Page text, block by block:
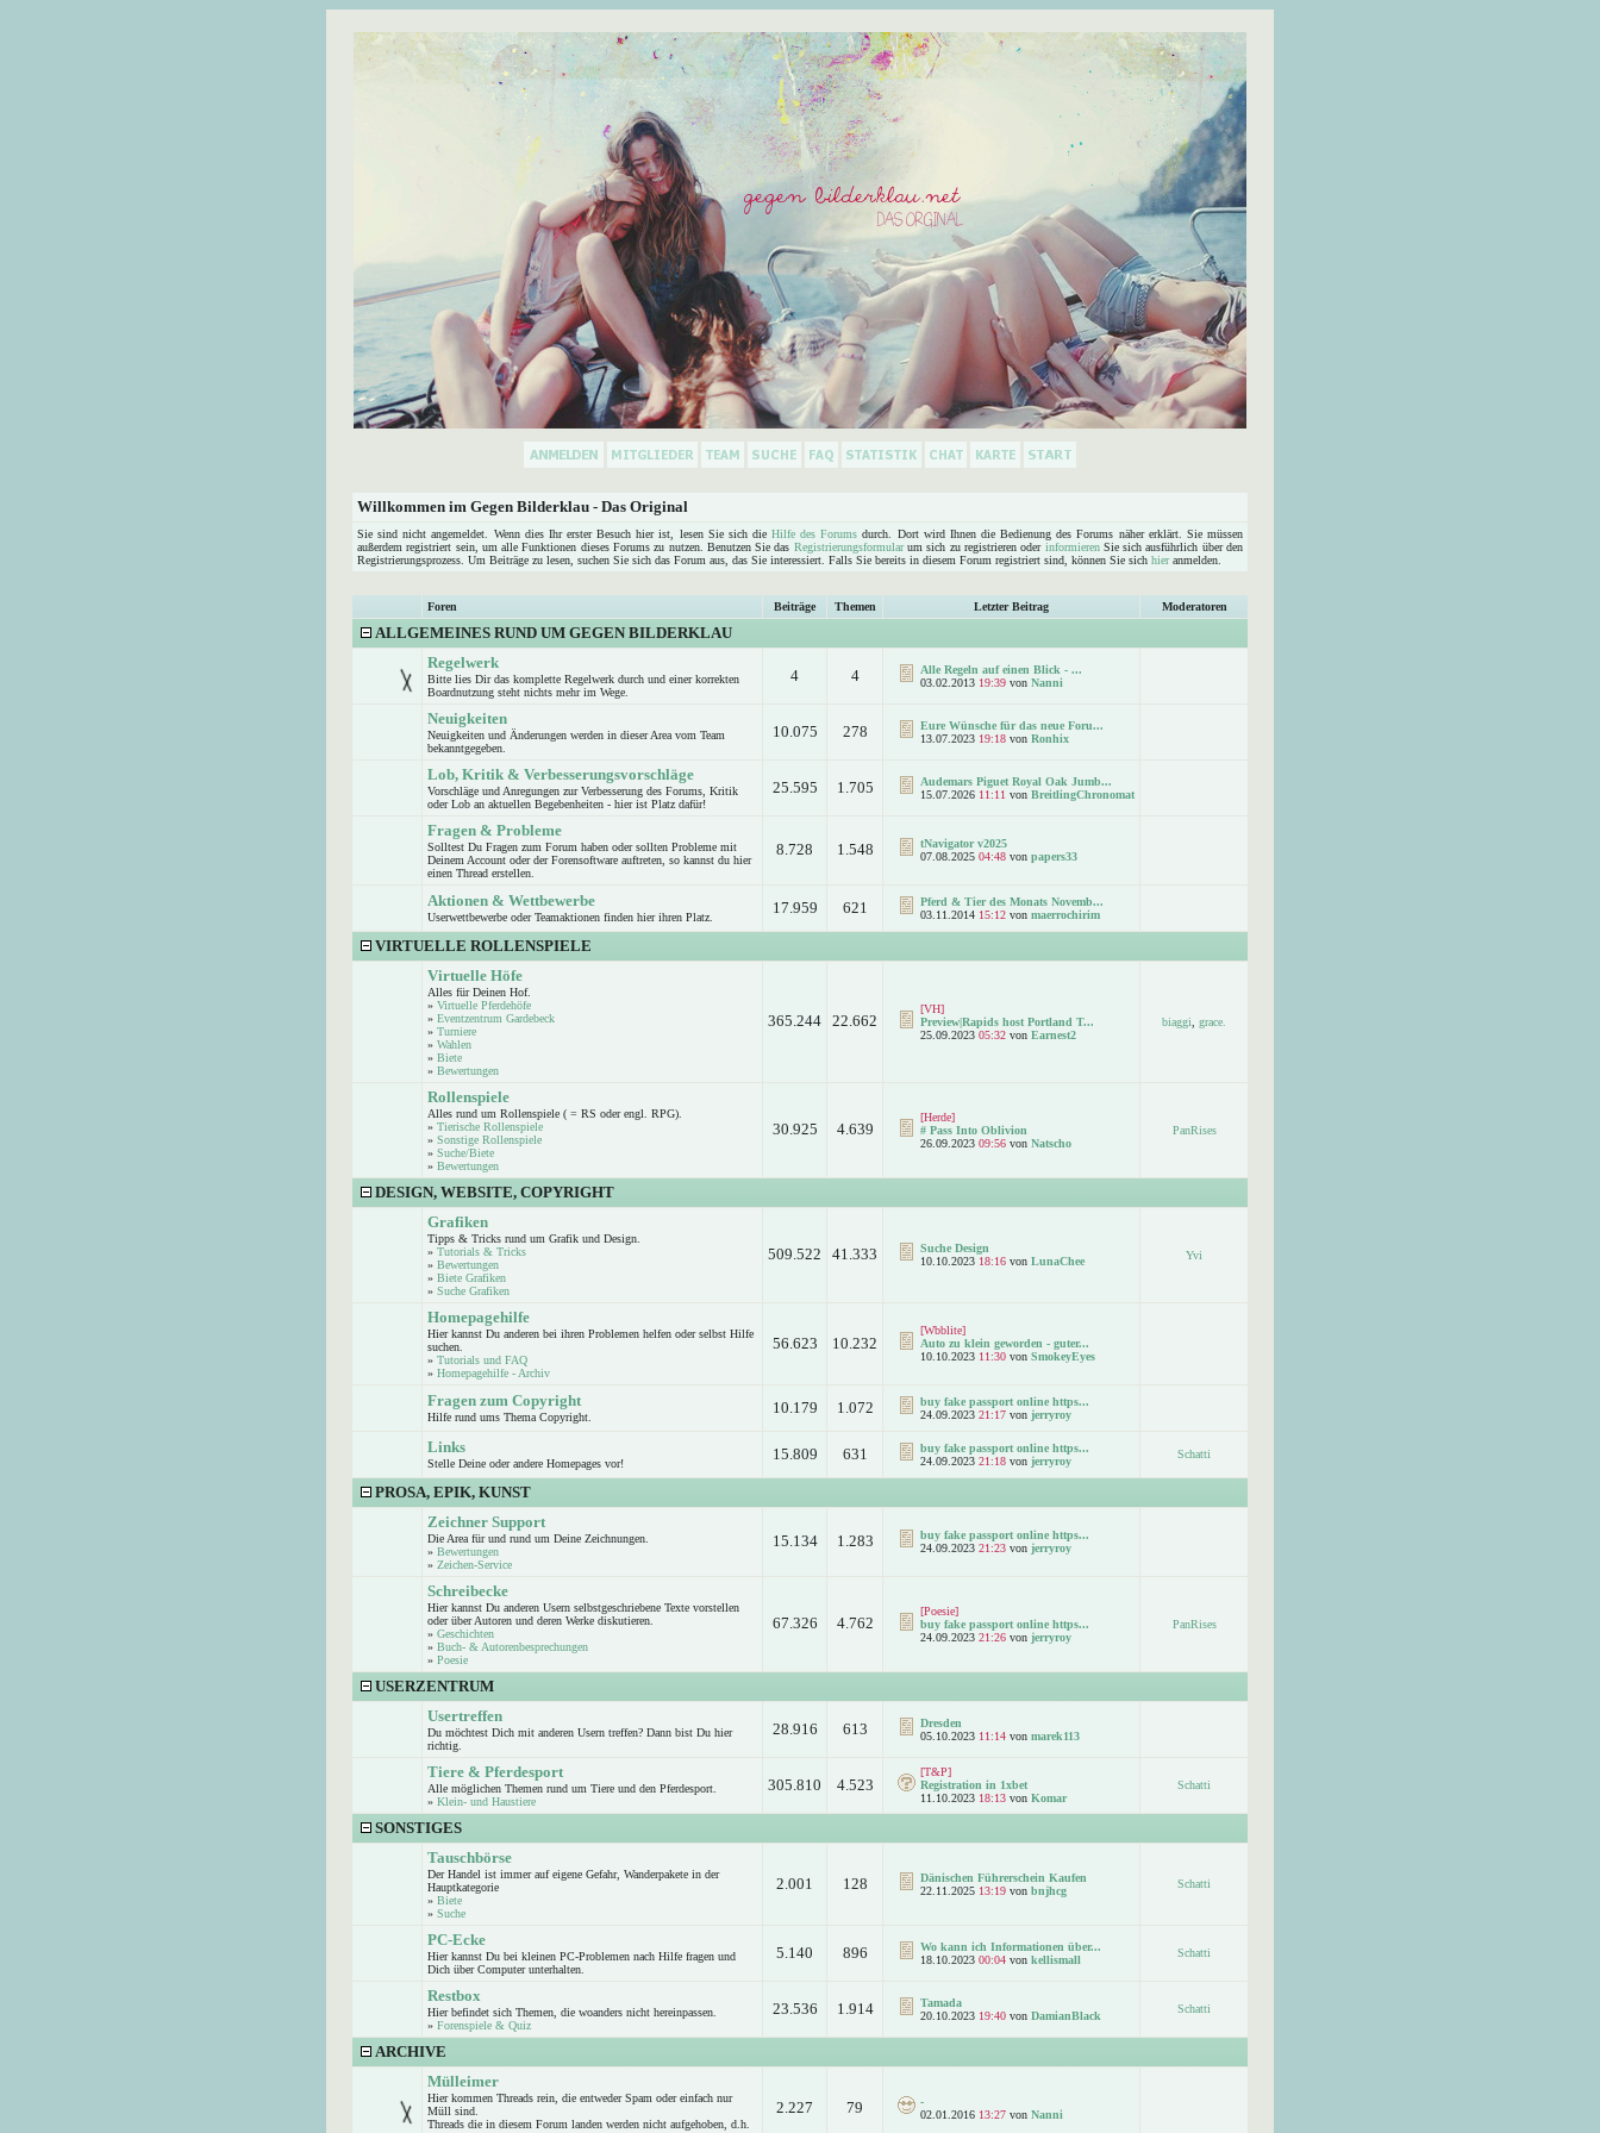
Willkommen im Gegen Bilderklau - Das Original
Sie sind nicht angemeldet. Wenn dies Ihr erster Besuch hier ist, lesen Sie sich dieHilfe des Forums durch. Dort wird Ihnen die Bedienung des Forums näher erklärt. Sie müssen
außerdem registriert sein, um alle Funktionen dieses Forums zu nutzen. Benutzen Sie das Registrierungsformularum sich zu registrieren oder informierenSie sich ausführlich über den
Registrierungsprozess. Um Beiträge zu lesen, suchen Sie sich das Forum aus, das Sie interessiert. Falls Sie bereits in diesem Forum registriert sind, können Sie sich hieranmelden.
Foren Beiträge Themen Letzter Beitrag Moderatoren
ALLGEMEINES RUND UM GEGEN BILDERKLAU
Regelwerk
Bitte lies Dir das komplette Regelwerk durch und einer korrekten
Boardnutzung steht nichts mehr im Wege.
4 4
Alle Regeln auf einen Blick - ...
03.02.2013 19:39 von Nanni
Neuigkeiten
Neuigkeiten und Änderungen werden in dieser Area vom Team
bekanntgegeben.
10.075 278
Eure Wünsche für das neue Foru...
13.07.2023 19:18 von Ronhix
Lob, Kritik & Verbesserungsvorschläge
Vorschläge und Anregungen zur Verbesserung des Forums, Kritik
oder Lob an aktuellen Begebenheiten - hier ist Platz dafür!
25.595 1.705
Audemars Piguet Royal Oak Jumb...
15.07.2026 11:11 von BreitlingChronomat
Fragen & Probleme
Solltest Du Fragen zum Forum haben oder sollten Probleme mit
Deinem Account oder der Forensoftware auftreten, so kannst du hier
einen Thread erstellen.
8.728 1.548
tNavigator v2025
07.08.2025 04:48 von papers33
Aktionen & Wettbewerbe
Userwettbewerbe oder Teamaktionen finden hier ihren Platz.
17.959 621
Pferd & Tier des Monats Novemb...
03.11.2014 15:12 von maerrochirim
VIRTUELLE ROLLENSPIELE
Virtuelle Höfe
Alles für Deinen Hof.
» Virtuelle Pferdehöfe
» Eventzentrum Gardebeck
» Turniere
» Wahlen
» Biete
» Bewertungen
365.244 22.662
[VH]
Preview|Rapids host Portland T...
25.09.2023 05:32 von Earnest2
biaggi grace.
Rollenspiele
Alles rund um Rollenspiele ( = RS oder engl. RPG).
» Tierische Rollenspiele
» Sonstige Rollenspiele
» Suche/Biete
» Bewertungen
30.925 4.639
[Herde]
# Pass Into Oblivion
26.09.2023 09:56 von Natscho
PanRises
DESIGN, WEBSITE, COPYRIGHT
Grafiken
Tipps & Tricks rund um Grafik und Design.
» Tutorials & Tricks
» Bewertungen
» Biete Grafiken
» Suche Grafiken
509.522 41.333
Suche Design
10.10.2023 18:16 von LunaChee Yvi
Homepagehilfe
Hier kannst Du anderen bei ihren Problemen helfen oder selbst Hilfe
suchen.
» Tutorials und FAQ
» Homepagehilfe - Archiv
56.623 10.232
[Wbblite]
Auto zu klein geworden - guter...
10.10.2023 11:30 von SmokeyEyes
Fragen zum Copyright
Hilfe rund ums Thema Copyright.
10.179 1.072
buy fake passport online https...
24.09.2023 21:17 von jerryroy
Links
Stelle Deine oder andere Homepages vor!
15.809 631
buy fake passport online https...
24.09.2023 21:18 von jerryroy
Schatti
PROSA, EPIK, KUNST
Zeichner Support
Die Area für und rund um Deine Zeichnungen.
» Bewertungen
» Zeichen-Service
15.134 1.283
buy fake passport online https...
24.09.2023 21:23 von jerryroy
Schreibecke
Hier kannst Du anderen Usern selbstgeschriebene Texte vorstellen
oder über Autoren und deren Werke diskutieren.
» Geschichten
» Buch- & Autorenbesprechungen
» Poesie
67.326 4.762
[Poesie]
buy fake passport online https...
24.09.2023 21:26 von jerryroy
PanRises
USERZENTRUM
Usertreffen
Du möchtest Dich mit anderen Usern treffen? Dann bist Du hier
richtig.
28.916 613
Dresden
05.10.2023 11:14 von marek113
Tiere & Pferdesport
Alle möglichen Themen rund um Tiere und den Pferdesport.
» Klein- und Haustiere
305.810 4.523
[T&P]
Registration in 1xbet
11.10.2023 18:13 von Komar
Schatti
SONSTIGES
Tauschbörse
Der Handel ist immer auf eigene Gefahr, Wanderpakete in der
Hauptkategorie
» Biete
» Suche
2.001 128
Dänischen Führerschein Kaufen
22.11.2025 13:19 von bnjhcg
Schatti
PC-Ecke
Hier kannst Du bei kleinen PC-Problemen nach Hilfe fragen und
Dich über Computer unterhalten.
5.140 896
Wo kann ich Informationen über...
18.10.2023 00:04 von kellismall
Schatti
Restbox
Hier befindet sich Themen, die woanders nicht hereinpassen.
» Forenspiele & Quiz
23.536 1.914
Tamada
20.10.2023 19:40 von DamianBlack
Schatti
ARCHIVE
Mülleimer
Hier kommen Threads rein, die entweder Spam oder einfach nur
Müll sind.
Threads die in diesem Forum landen werden nicht aufgehoben, d.h.
2.227 79
-
02.01.2016 13:27 von Nanni